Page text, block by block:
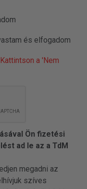
és elfogadom
a 'Nem
Ön fizetési
ad le az a TdM
megadni az
szíves